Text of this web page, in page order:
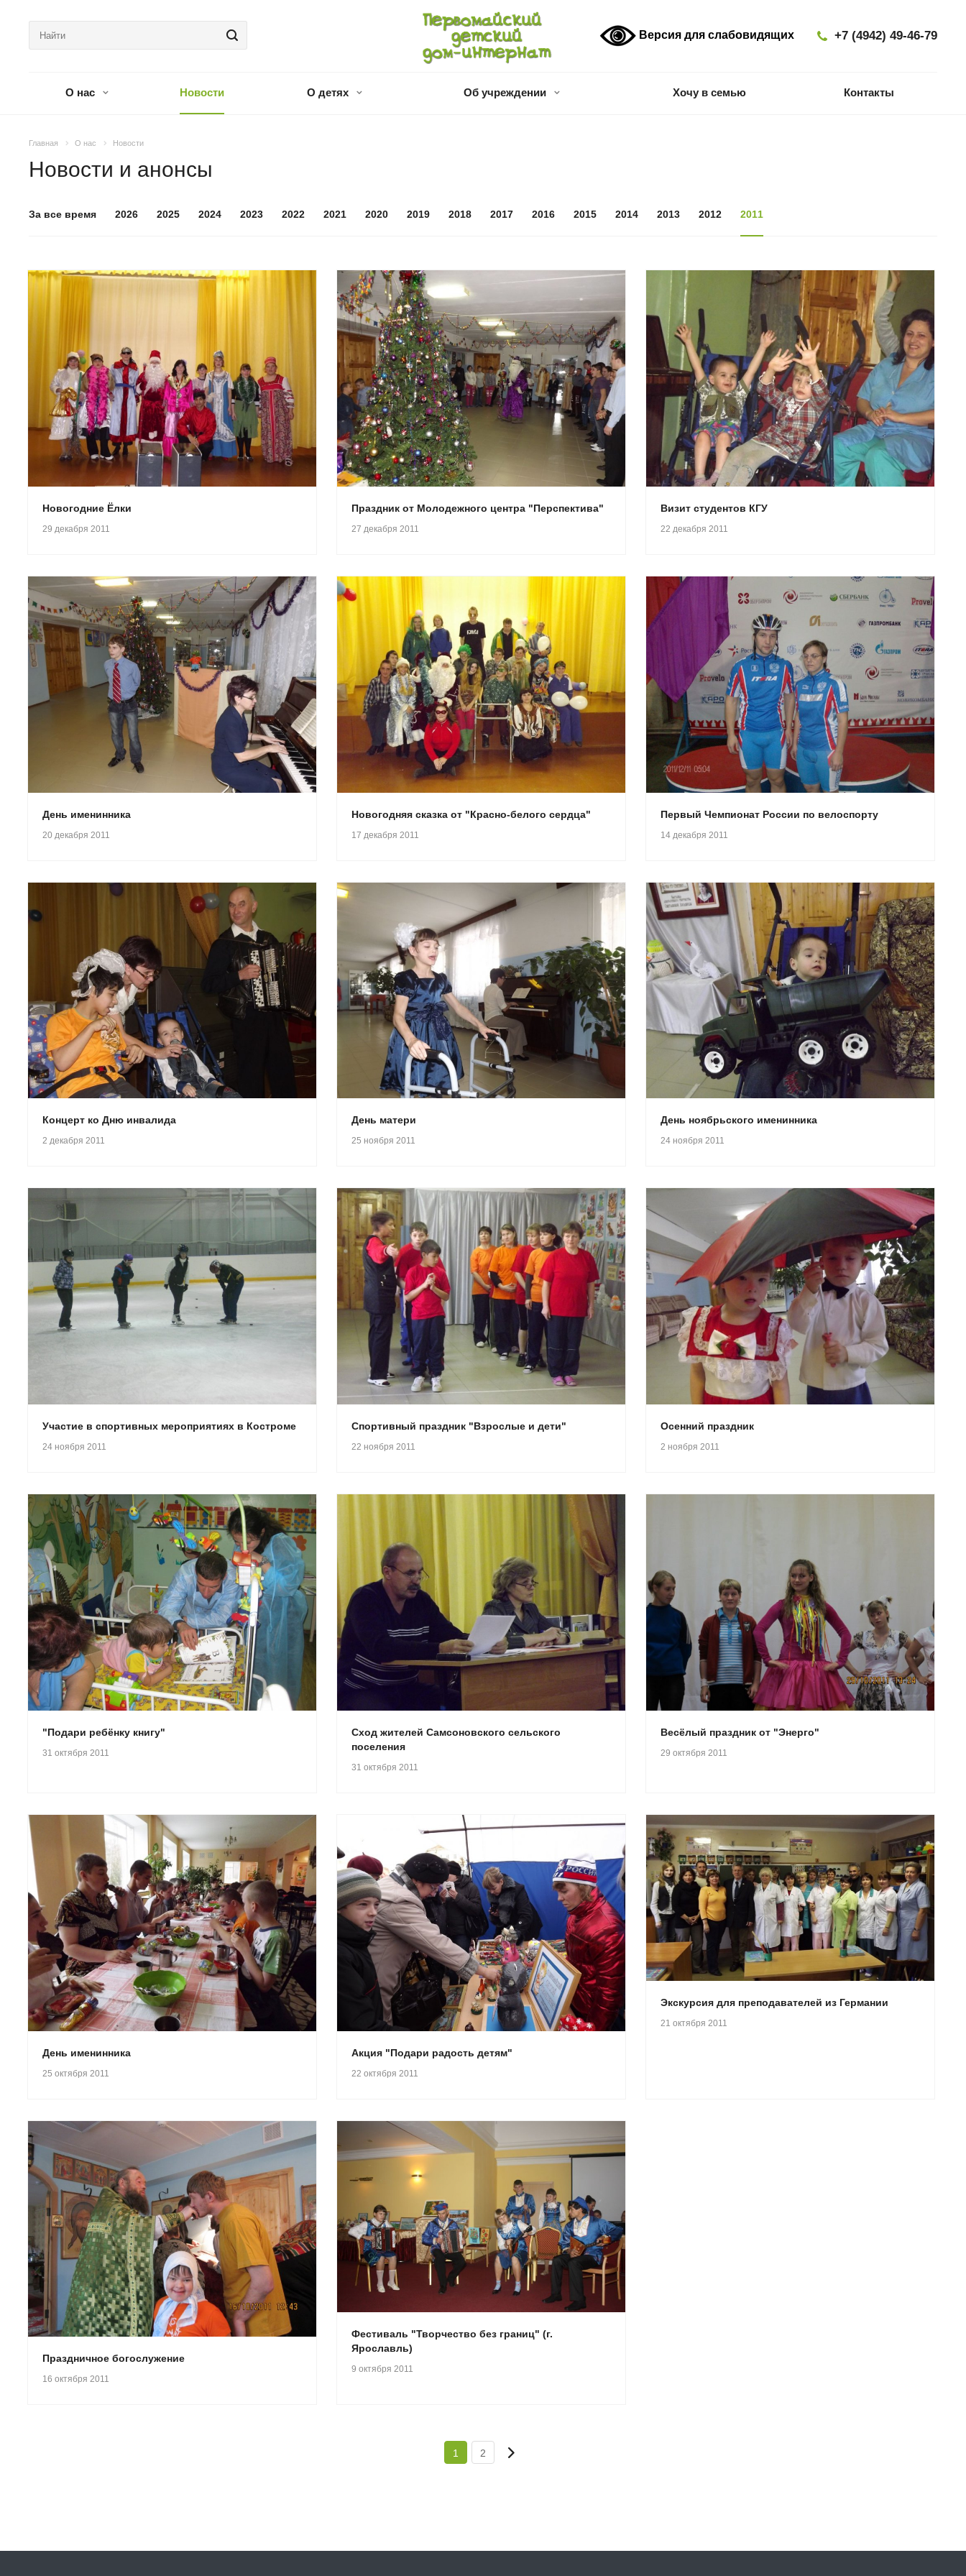
Версия для слабовидящих +7 (4942) 49-46-79
О нас Новости О детях Об учреждении Хочу в семью Контакты
Главная О нас Новости
Новости и анонсы
За все время 2026 2025 2024 2023 2022 2021 2020 2019 2018 2017 2016 2015 2014 2013 2012 2011
Новогодние Ёлки
29 декабря 2011
Праздник от Молодежного центра "Перспектива"
27 декабря 2011
Визит студентов КГУ
22 декабря 2011
День именинника
20 декабря 2011
Новогодняя сказка от "Красно-белого сердца"
17 декабря 2011
Первый Чемпионат России по велоспорту
14 декабря 2011
Концерт ко Дню инвалида
2 декабря 2011
День матери
25 ноября 2011
День ноябрьского именинника
24 ноября 2011
Участие в спортивных мероприятиях в Костроме
24 ноября 2011
Спортивный праздник "Взрослые и дети"
22 ноября 2011
Осенний праздник
2 ноября 2011
"Подари ребёнку книгу"
31 октября 2011
Сход жителей Самсоновского сельского
поселения
31 октября 2011
Весёлый праздник от "Энерго"
29 октября 2011
День именинника
25 октября 2011
Акция "Подари радость детям"
22 октября 2011
Экскурсия для преподавателей из Германии
21 октября 2011
Праздничное богослужение
16 октября 2011
Фестиваль "Творчество без границ" (г.
Ярославль)
9 октября 2011
1 2